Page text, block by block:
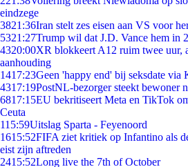
eindzege
3821:36Iran stelt zes eisen aan VS voor
5321:27Trump wil dat J.D. Vance hem in
4320:00XR blokkeert A12 ruim twee uur,
aanhouding
1417:23Geen 'happy end' bij seksdate via
4317:19PostNL-bezorger steekt bewoner
6817:15EU bekritiseert Meta en TikTok
Ceuta
115:59Uitslag Sparta - Feyenoord
1615:52FIFA ziet kritiek op Infantino als
eist zijn aftreden
2415:52Long live the 7th of October